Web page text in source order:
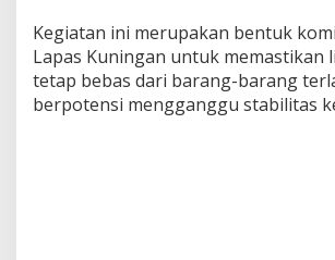
Kegiatan ini merupakan bentuk
Lapas Kuningan untuk memastikan
tetap bebas dari barang-barang
berpotensi mengganggu stabilitas